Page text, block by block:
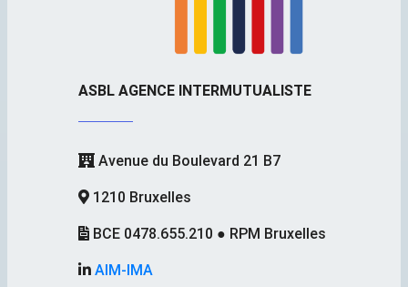
ASBL AGENCE INTERMUTUALISTE
Avenue du Boulevard 21 B7
1210 Bruxelles
BCE 0478.655.210 ● RPM Bruxelles
AIM-IMA